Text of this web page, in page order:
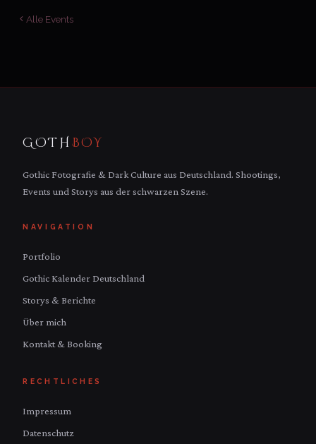
Alle Events
GOTH BOY
Gothic Fotografie & Dark Culture aus Deutschland. Shootings,
Events und Storys aus der schwarzen Szene.
NAVIGATION
Portfolio
Gothic Kalender Deutschland
Storys & Berichte
Über mich
Kontakt & Booking
RECHTLICHES
Impressum
Datenschutz